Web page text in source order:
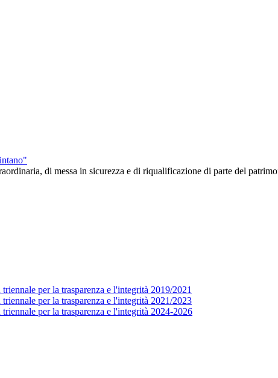
di messa in sicurezza e di riqualificazione di parte del
per la trasparenza e l'integrità 2019/2021
per la trasparenza e l'integrità 2021/2023
per la trasparenza e l'integrità 2024-2026